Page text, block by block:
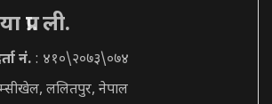
प्रा. ली.
नं. : ४१०\२०७३\०७४
ललितपुर, नेपाल